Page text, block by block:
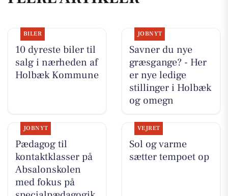
BILER
10 dyreste biler til
salg i nærheden af
Holbæk Kommune
JOBNYT
Savner du nye
græsgange? - Her
er nye ledige
stillinger i Holbæk
og omegn
JOBNYT
Pædagog til
kontaktklasser på
Absalonskolen
med fokus på
VEJRET
Sol og varme
sætter tempoet op